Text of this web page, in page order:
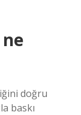
ne
doğru
baskı